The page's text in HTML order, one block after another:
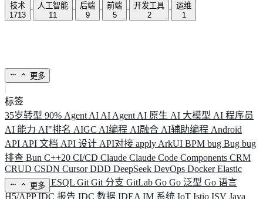
技术
1713
人工智能
11
后端
9
前端
5
开发工具
2
运维
1
更多
标签
35岁转型 90% Agent AI AI Agent AI 原生 AI 大模型 AI 程序员
AI 能力 AI"排名 AIGC AI编程 AI融合 AI辅助编程 Android
API API 文档 API 设计 API对接 apply ArkUI BPM bug Bug bug
排查 Bun C++20 CI/CD Claude Claude Code Components CRM
CRUD CSDN CursorDDD DeepSeek DevOps DockerElastic
ELK ElysiaESQL Git Git 分支 GitLab Go Go 泛型 Go 语言
H5/APPIDC 报告 IDC 数据 IDEA IM 系统 IoT Istio ISV Java
更多